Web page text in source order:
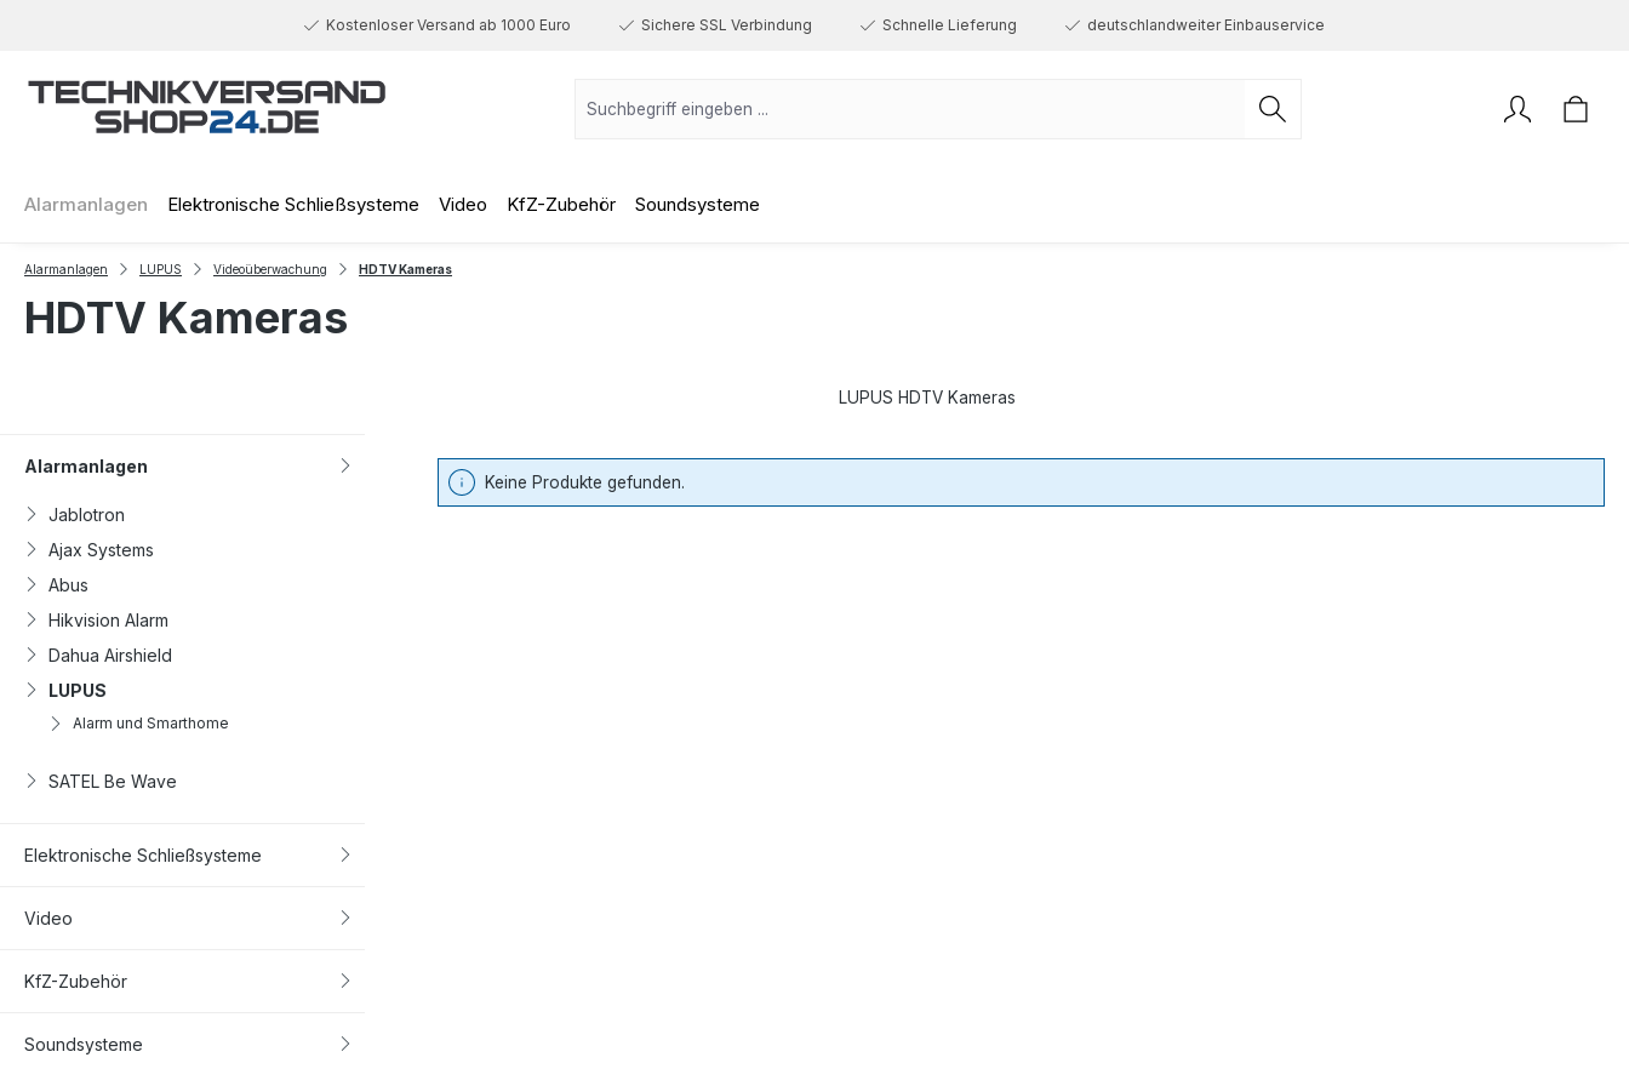
Kostenloser Versand ab 1000 Euro Sichere SSL Verbindung Schnelle Lieferung deutschlandweiter Einbauservice
Alarmanlagen Elektronische Schließsysteme Video KfZ-Zubehör Soundsysteme
Alarmanlagen LUPUS Videoüberwachung HDTV Kameras
HDTV Kameras
LUPUS HDTV Kameras
Alarmanlagen
Jablotron
Ajax Systems
Abus
Hikvision Alarm
Dahua Airshield
LUPUS
Alarm und Smarthome
SATEL Be Wave
Elektronische Schließsysteme
Video
KfZ-Zubehör
Soundsysteme
Keine Produkte gefunden.